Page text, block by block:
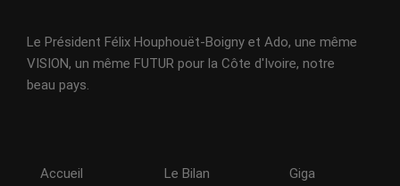
Le Président Félix Houphouët-Boigny et Ado, une même
VISION, un même FUTUR pour la Côte d'Ivoire, notre
beau pays.
Accueil
Le Bilan
Giga